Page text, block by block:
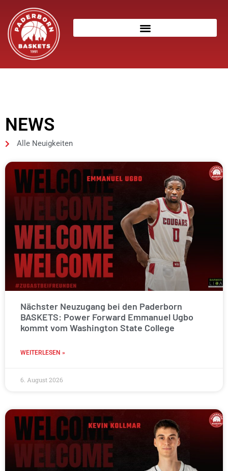
NEWS
Alle Neuigkeiten
Nächster Neuzugang bei den Paderborn
BASKETS: Power Forward Emmanuel Ugbo
kommt vom Washington State College
WEITERLESEN »
6. August 2026